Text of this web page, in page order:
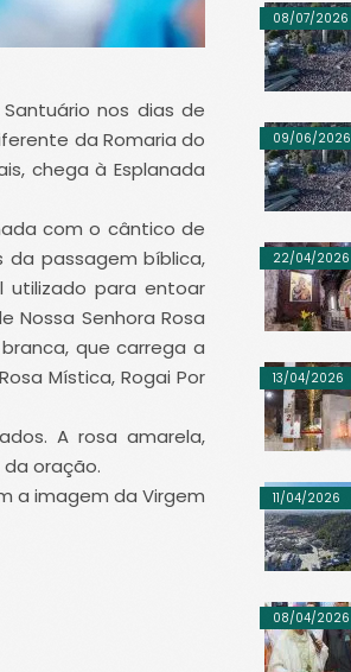
nos dias de
da Romaria do
chega à Esplanada
com o cântico de
da passagem bíblica,
utilizado para entoar
Nossa Senhora Rosa
que carrega a
Mística, Rogai Por
A rosa amarela,
oração.
a imagem da Virgem
08/07/2026
09/06/2026
22/04/2026
13/04/2026
11/04/2026
08/04/2026